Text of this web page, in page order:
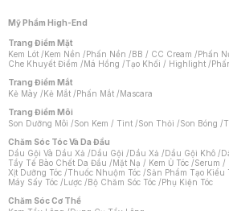
Mỹ Phẩm High-End
Trang Điểm Mặt
Kem Lót /Kem Nền /Phấn Nền /BB / CC Cream /Phấn
Che Khuyết Điểm /Má Hồng /Tạo Khối / Highlight /
Trang Điểm Mắt
Kẻ Mày /Kẻ Mắt /Phấn Mắt /Mascara
Trang Điểm Môi
Son Dưỡng Môi /Son Kem / Tint /Son Thỏi /Son Bóng /
Chăm Sóc Tóc Và Da Đầu
Dầu Gội Và Dầu Xả /Dầu Gội /Dầu Xả /Dầu Gội Khô /
Tẩy Tế Bào Chết Da Đầu /Mặt Nạ / Kem Ủ Tóc /Serum /
Xịt Dưỡng Tóc /Thuốc Nhuộm Tóc /Sản Phẩm Tạo Kiểu
Máy Sấy Tóc /Lược /Bộ Chăm Sóc Tóc /Phụ Kiện Tóc
Chăm Sóc Cơ Thể